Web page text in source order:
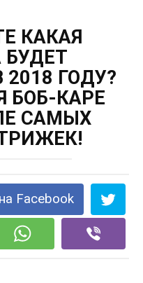
КАКАЯ
ГОДУ?
БОБ-КАРЕ
САМЫХ
Facebook